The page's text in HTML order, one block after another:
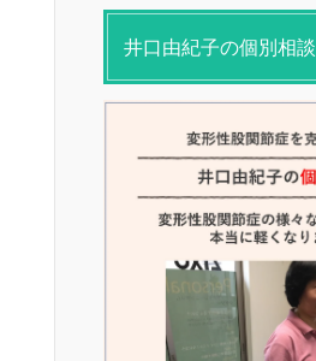
井口由紀子の個別相談